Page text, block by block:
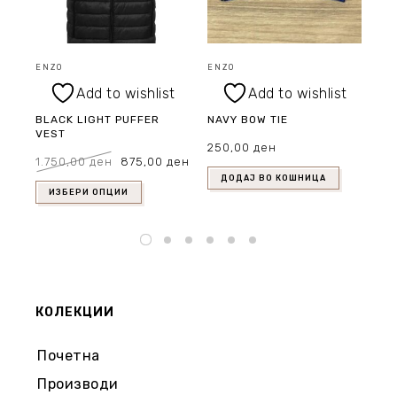
ENZO
Add to wishlist
BLACK LIGHT PUFFER
VEST
1.750,00ден price
was:
1.750,00 ден.
875,00 ден
Current
875,00 ден.
ИЗБЕРИ ОПЦИИ
ENZO
Add to wishlist
NAVY BOW TIE
250,00 ден
ДОДАЈ ВО КОШНИЦА
КОЛЕКЦИИ
Почетна
Производи